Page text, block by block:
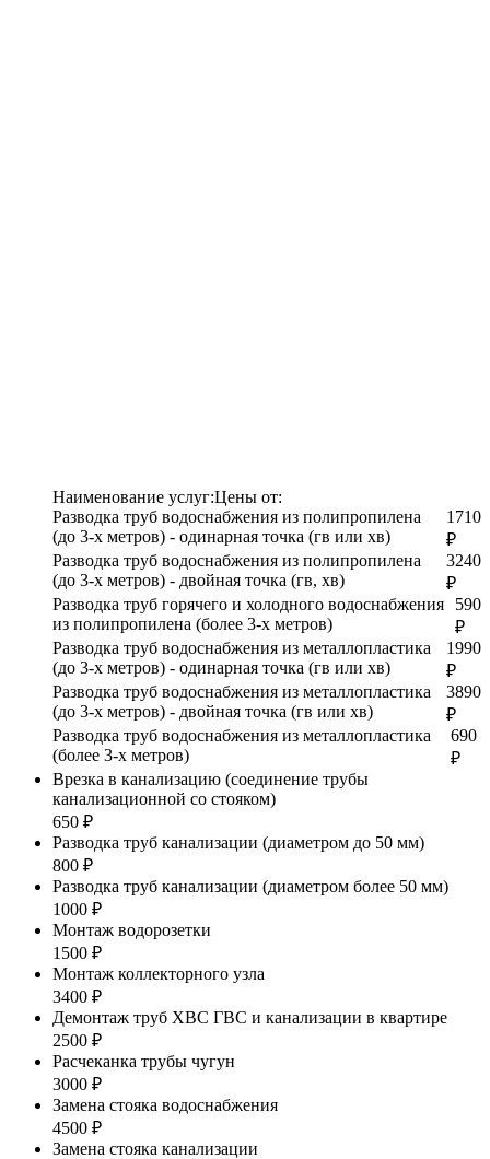
Наименование услуг:Цены от:
Разводка труб водоснабжения из полипропилена
(до 3-х метров) - одинарная точка (гв или хв)
1710
₽
Разводка труб водоснабжения из полипропилена
(до 3-х метров) - двойная точка (гв, хв)
3240
₽
Разводка труб горячего и холодного водоснабжения
из полипропилена (более 3-х метров)
590
₽
Разводка труб водоснабжения из металлопластика
(до 3-х метров) - одинарная точка (гв или хв)
1990
₽
Разводка труб водоснабжения из металлопластика
(до 3-х метров) - двойная точка (гв или хв)
3890
₽
Разводка труб водоснабжения из металлопластика
(более 3-х метров)
690
₽
Врезка в канализацию (соединение трубы
канализационной со стояком)
650 ₽
Разводка труб канализации (диаметром до 50 мм)
800 ₽
Разводка труб канализации (диаметром более 50 мм)
1000 ₽
Монтаж водорозетки
1500 ₽
Монтаж коллекторного узла
3400 ₽
Демонтаж труб ХВС ГВС и канализации в квартире
2500 ₽
Расчеканка трубы чугун
3000 ₽
Замена стояка водоснабжения
4500 ₽
Замена стояка канализации